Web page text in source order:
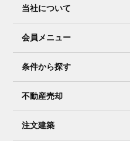
当社について
会員メニュー
条件から探す
不動産売却
注文建築